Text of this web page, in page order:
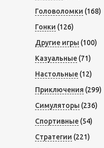
Головоломки (168)
Гонки (126)
Другие игры (100)
Казуальные(71)
Настольные(12)
Приключения (299)
Симуляторы (236)
Спортивные(54)
Стратегии (221)